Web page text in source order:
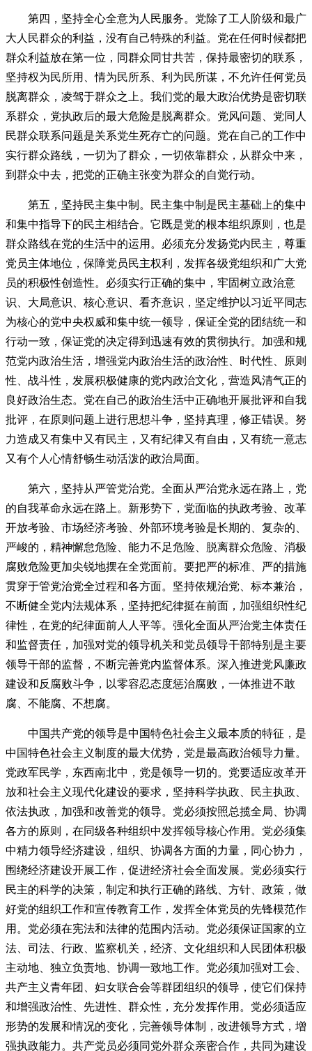
第四，坚持全心全意为人民服务。党除了工人阶级和最广
大人民群众的利益，没有自己特殊的利益。党在任何时候都把
群众利益放在第一位，同群众同甘共苦，保持最密切的联系，
坚持权为民所用、情为民所系、利为民所谋，不允许任何党员
脱离群众，凌驾于群众之上。我们党的最大政治优势是密切联
系群众，党执政后的最大危险是脱离群众。党风问题、党同人
民群众联系问题是关系党生死存亡的问题。党在自己的工作中
实行群众路线，一切为了群众，一切依靠群众，从群众中来，
到群众中去，把党的正确主张变为群众的自觉行动。
第五，坚持民主集中制。民主集中制是民主基础上的集中
和集中指导下的民主相结合。它既是党的根本组织原则，也是
群众路线在党的生活中的运用。必须充分发扬党内民主，尊重
党员主体地位，保障党员民主权利，发挥各级党组织和广大党
员的积极性创造性。必须实行正确的集中，牢固树立政治意
识、大局意识、核心意识、看齐意识，坚定维护以习近平同志
为核心的党中央权威和集中统一领导，保证全党的团结统一和
行动一致，保证党的决定得到迅速有效的贯彻执行。加强和规
范党内政治生活，增强党内政治生活的政治性、时代性、原则
性、战斗性，发展积极健康的党内政治文化，营造风清气正的
良好政治生态。党在自己的政治生活中正确地开展批评和自我
批评，在原则问题上进行思想斗争，坚持真理，修正错误。努
力造成又有集中又有民主，又有纪律又有自由，又有统一意志
又有个人心情舒畅生动活泼的政治局面。
第六，坚持从严管党治党。全面从严治党永远在路上，党
的自我革命永远在路上。新形势下，党面临的执政考验、改革
开放考验、市场经济考验、外部环境考验是长期的、复杂的、
严峻的，精神懈怠危险、能力不足危险、脱离群众危险、消极
腐败危险更加尖锐地摆在全党面前。要把严的标准、严的措施
贯穿于管党治党全过程和各方面。坚持依规治党、标本兼治，
不断健全党内法规体系，坚持把纪律挺在前面，加强组织性纪
律性，在党的纪律面前人人平等。强化全面从严治党主体责任
和监督责任，加强对党的领导机关和党员领导干部特别是主要
领导干部的监督，不断完善党内监督体系。深入推进党风廉政
建设和反腐败斗争，以零容忍态度惩治腐败，一体推进不敢
腐、不能腐、不想腐。
中国共产党的领导是中国特色社会主义最本质的特征，是
中国特色社会主义制度的最大优势，党是最高政治领导力量。
党政军民学，东西南北中，党是领导一切的。党要适应改革开
放和社会主义现代化建设的要求，坚持科学执政、民主执政、
依法执政，加强和改善党的领导。党必须按照总揽全局、协调
各方的原则，在同级各种组织中发挥领导核心作用。党必须集
中精力领导经济建设，组织、协调各方面的力量，同心协力，
围绕经济建设开展工作，促进经济社会全面发展。党必须实行
民主的科学的决策，制定和执行正确的路线、方针、政策，做
好党的组织工作和宣传教育工作，发挥全体党员的先锋模范作
用。党必须在宪法和法律的范围内活动。党必须保证国家的立
法、司法、行政、监察机关，经济、文化组织和人民团体积极
主动地、独立负责地、协调一致地工作。党必须加强对工会、
共产主义青年团、妇女联合会等群团组织的领导，使它们保持
和增强政治性、先进性、群众性，充分发挥作用。党必须适应
形势的发展和情况的变化，完善领导体制，改进领导方式，增
强执政能力。共产党员必须同党外群众亲密合作，共同为建设